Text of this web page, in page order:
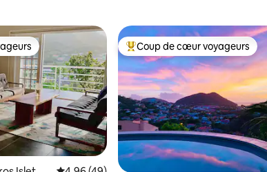
Coups de cœur voyageurs les
Coup de cœur voyageurs